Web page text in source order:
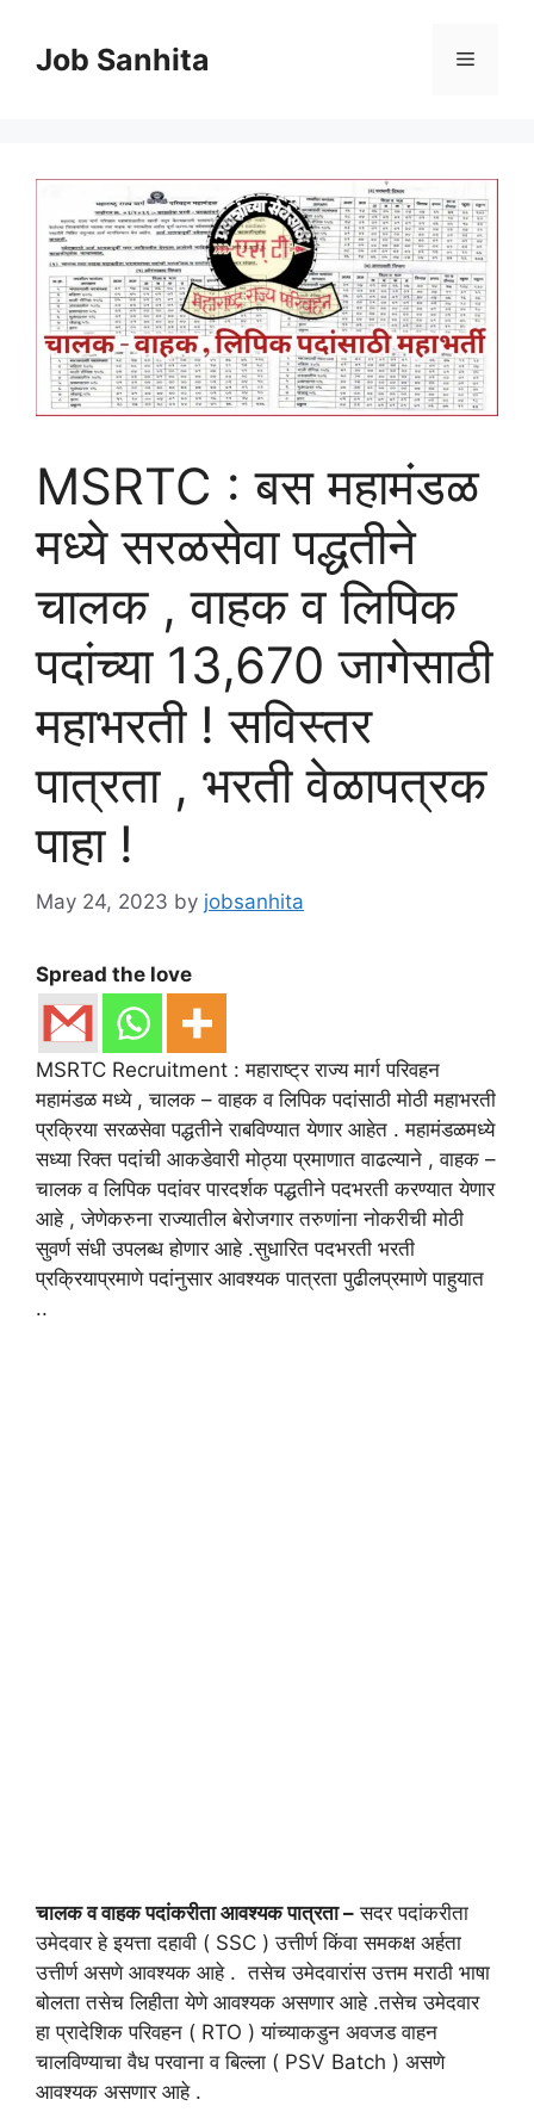
contentJob Sanhita Menu
MSRTC : बस महामंडळ
मध्ये सरळसेवा पद्धतीने
चालक , वाहक व लिपिक
पदांच्या 13,670 जागेसाठी
महाभरती ! सविस्तर
पात्रता , भरती वेळापत्रक
पाहा !
May 24, 2023 by jobsanhita
Spread the love
MSRTC Recruitment : महाराष्ट्र राज्य मार्ग परिवहन
महामंडळ मध्ये , चालक – वाहक व लिपिक पदांसाठी मोठी महाभरती
प्रक्रिया सरळसेवा पद्धतीने राबविण्यात येणार आहेत . महामंडळमध्ये
सध्या रिक्त पदांची आकडेवारी मोठ्या प्रमाणात वाढल्याने , वाहक –
चालक व लिपिक पदांवर पारदर्शक पद्धतीने पदभरती करण्यात येणार
आहे , जेणेकरुना राज्यातील बेरोजगार तरुणांना नोकरीची मोठी
सुवर्ण संधी उपलब्ध होणार आहे .सुधारित पदभरती भरती
प्रक्रियाप्रमाणे पदांनुसार आवश्यक पात्रता पुढीलप्रमाणे पाहुयात
..
चालक व वाहक पदांकरीता आवश्यक पात्रता – सदर पदांकरीता
उमेदवार हे इयत्ता दहावी ( SSC ) उत्तीर्ण किंवा समकक्ष अर्हता
उत्तीर्ण असणे आवश्यक आहे . तसेच उमेदवारांस उत्तम मराठी भाषा
बोलता तसेच लिहीता येणे आवश्यक असणार आहे .तसेच उमेदवार
हा प्रादेशिक परिवहन ( RTO ) यांच्याकडुन अवजड वाहन
चालविण्याचा वैध परवाना व बिल्ला ( PSV Batch ) असणे
आवश्यक असणार आहे .